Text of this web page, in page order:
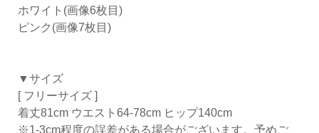
ホワイト(画像6枚目)
ピンク(画像7枚目)
▼サイズ
[ フリーサイズ ]
着丈81cm ウエスト64-78cm ヒップ140cm
※1-3cm程度の誤差がある場合がございます。予めご